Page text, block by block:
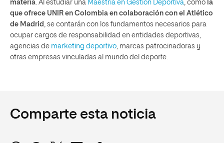
materia . Al estudiar una Maestría en Gestión Deportiva , como la
que ofrece UNIR en Colombia en colaboración con el Atlético
de Madrid , se contarán con los fundamentos necesarios para
ocupar cargos de responsabilidad en entidades deportivas,
agencias de marketing deportivo , marcas patrocinadoras y
otras empresas vinculadas al mundo del deporte.
Comparte esta noticia